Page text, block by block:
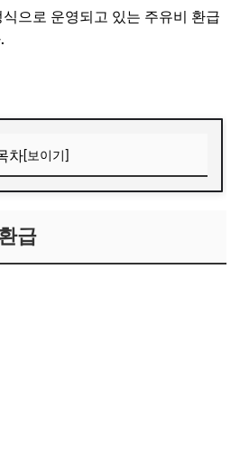
으로 운영되고 있는 주유비 환급
차[보이기]
급